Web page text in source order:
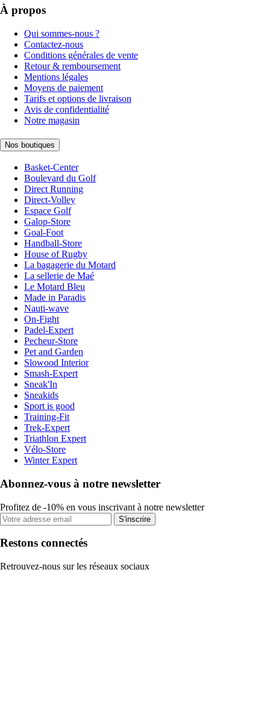
À propos
Qui sommes-nous ?
Contactez-nous
Conditions générales de vente
Retour & remboursement
Mentions légales
Moyens de paiement
Tarifs et options de livraison
Avis de confidentialité
Notre magasin
Nos boutiques
Basket-Center
Boulevard du Golf
Direct Running
Direct-Volley
Espace Golf
Galop-Store
Goal-Foot
Handball-Store
House of Rugby
La bagagerie du Motard
La sellerie de Maé
Le Motard Bleu
Made in Paradis
Nauti-wave
On-Fight
Padel-Expert
Pecheur-Store
Pet and Garden
Slowood Interior
Smash-Expert
Sneak'In
Sneakids
Sport is good
Training-Fit
Trek-Expert
Triathlon Expert
Vélo-Store
Winter Expert
Abonnez-vous à notre newsletter
Profitez de -10% en vous inscrivant à notre newsletter
S'inscrire
Restons connectés
Retrouvez-nous sur les réseaux sociaux